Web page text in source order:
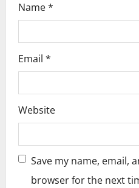
Name*
Email *
Website
Save my name, email,
browser for the next